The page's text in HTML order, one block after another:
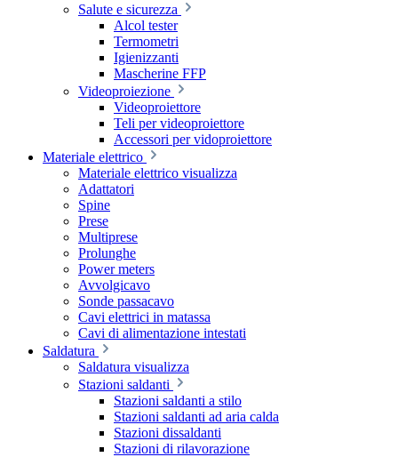
Salute e sicurezza
Alcol tester
Termometri
Igienizzanti
Mascherine FFP
Videoproiezione
Videoproiettore
Teli per videoproiettore
Accessori per vidoproiettore
Materiale elettrico
Materiale elettrico visualizza
Adattatori
Spine
Prese
Multiprese
Prolunghe
Power meters
Avvolgicavo
Sonde passacavo
Cavi elettrici in matassa
Cavi di alimentazione intestati
Saldatura
Saldatura visualizza
Stazioni saldanti
Stazioni saldanti a stilo
Stazioni saldanti ad aria calda
Stazioni dissaldanti
Stazioni di rilavorazione